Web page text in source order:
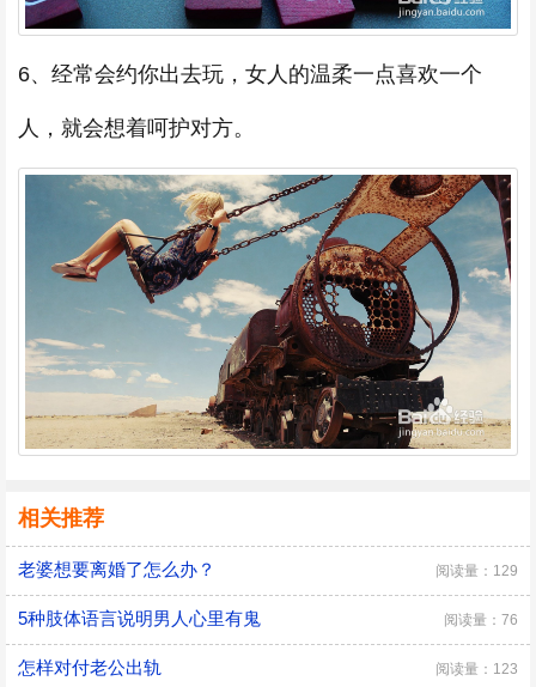
6、经常会约你出去玩，女人的温柔一点喜欢一个
人，就会想着呵护对方。
相关推荐
老婆想要离婚了怎么办？ 阅读量：129
5种肢体语言说明男人心里有鬼 阅读量：76
怎样对付老公出轨 阅读量：123